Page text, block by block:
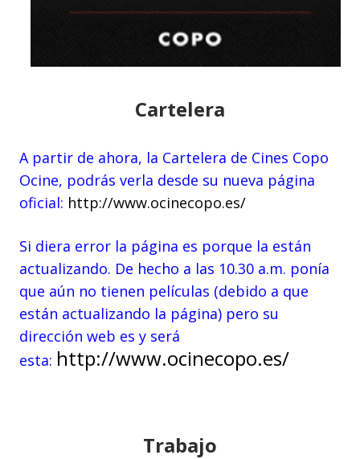
Cartelera
A partir de ahora, la Cartelera de Cines Copo
Ocine, podrás verla desde su nueva página
oficial: http://www.ocinecopo.es/
Si diera error la página es porque la están
actualizando. De hecho a las 10.30 a.m. ponía
que aún no tienen películas (debido a que
están actualizando la página) pero su
dirección web es y será
esta: http://www.ocinecopo.es/
Trabajo